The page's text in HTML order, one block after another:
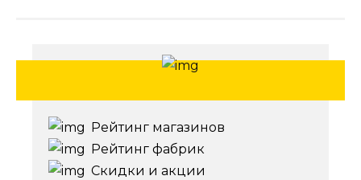
Рейтинг магазинов
Рейтинг фабрик
Скидки и акции